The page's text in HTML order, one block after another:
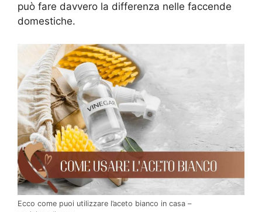
può fare davvero la differenza nelle faccende
domestiche.
Ecco come puoi utilizzare l’aceto bianco in casa –